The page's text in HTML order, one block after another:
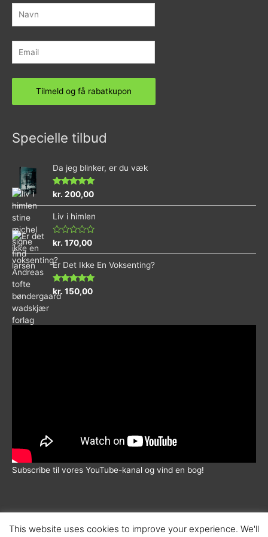
Specielle tilbud
Da jeg blinker, er du væk
Vurderet
ud af 5
kr. 200,00
Liv i himlen
Vurderet
ud
af
5
kr. 170,00
Er Det Ikke En Voksenting?
Vurderet
5.00
ud af 5
kr. 150,00
Subscribe til vores YouTube-kanal og vind en bog!
This website uses cookies to improve your experience. We'll